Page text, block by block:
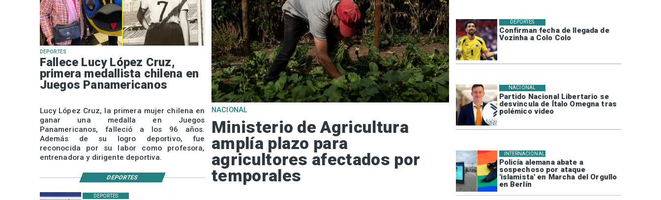
Confirman fecha de llegada de
Vozinha a Colo Colo
DEPORTES
Partido Nacional Libertario se
desvincula de Ítalo Omegna tras
polémico video
NACIONAL
Policía alemana abate a
sospechoso por ataque
'islamista' en Marcha del Orgullo
en Berlín
INTERNACIONAL
DEPORTES
DEPORTES
Fallece Lucy López Cruz,
primera medallista chilena en
Juegos Panamericanos
Lucy López Cruz, la primera mujer chilena en
ganar una medalla en Juegos
Panamericanos, falleció a los 96 años.
Además de su logro deportivo, fue
reconocida por su labor como profesora,
entrenadora y dirigente deportiva.
NACIONAL
Ministerio de Agricultura
amplía plazo para
agricultores afectados por
temporales
DEPORTES